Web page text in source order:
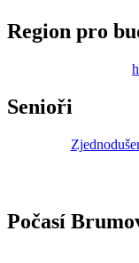
Region pro
Senioři
Počasí